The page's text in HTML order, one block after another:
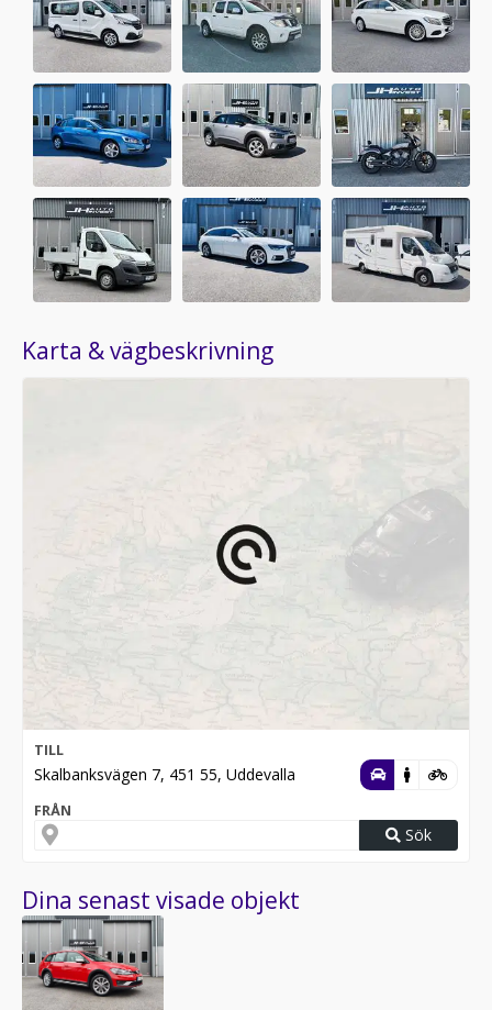
Karta & vägbeskrivning
TILL
Skalbanksvägen 7, 451 55, Uddevalla
FRÅN
Sök
Dina senast visade objekt